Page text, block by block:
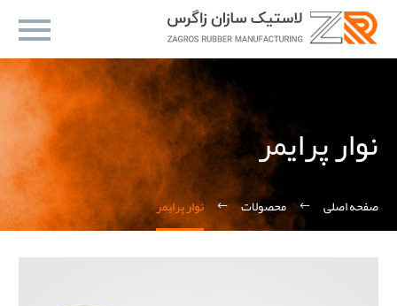
نوار پرایمر
صفحه اصلی محصولات نوار پرایمر